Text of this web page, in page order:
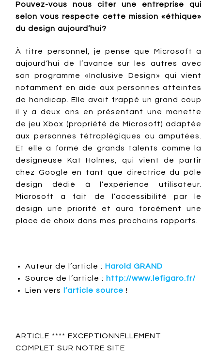
Pouvez-vous nous citer une entreprise qui
selon vous respecte cette mission «éthique»
du design aujourd’hui?
À titre personnel, je pense que Microsoft a
aujourd’hui de l’avance sur les autres avec
son programme «Inclusive Design» qui vient
notamment en aide aux personnes atteintes
de handicap. Elle avait frappé un grand coup
il y a deux ans en présentant une manette
de jeu Xbox (propriété de Microsoft) adaptée
aux personnes tétraplégiques ou amputées.
Et elle a formé de grands talents comme la
designeuse Kat Holmes, qui vient de partir
chez Google en tant que directrice du pôle
design dédié à l’expérience utilisateur.
Microsoft a fait de l’accessibilité par le
design une priorité et aura forcément une
place de choix dans mes prochains rapports.
Auteur de l’article : Harold GRAND
Source de l’article : http://www.lefigaro.fr/
Lien vers
l’article source !
ARTICLE **** EXCEPTIONNELLEMENT
COMPLET SUR NOTRE SITE